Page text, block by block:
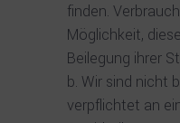
finden.
Möglichkeit,
Beilegung ihrer
Wir sind nicht
verpflichtet an